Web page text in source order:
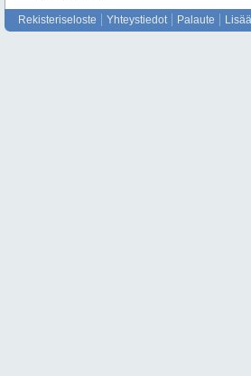
Rekisteriseloste Yhteystiedot Palaute